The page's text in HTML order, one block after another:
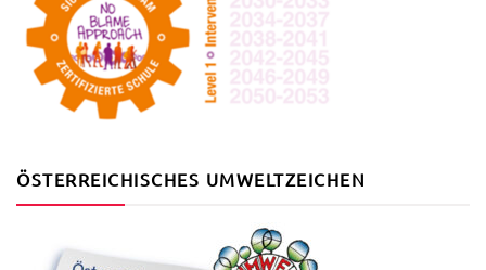
ÖSTERREICHISCHES UMWELTZEICHEN